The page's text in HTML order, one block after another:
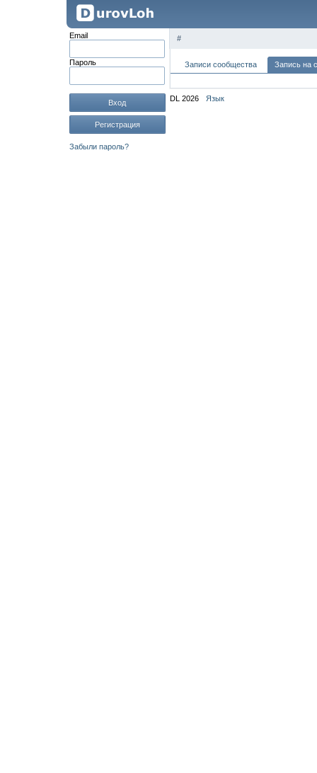
Email
Пароль
Вход
Регистрация
Забыли пароль?
#
Записи сообщества Запись на
DL 2026 Язык